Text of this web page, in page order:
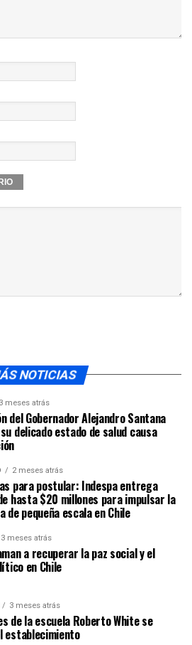
NOTICIAS
3 meses atrás
del Gobernador Alejandro Santana
delicado estado de salud causa
2 meses atrás
para postular: Indespa entrega
hasta $20 millones para impulsar la
de pequeña escala en Chile
3 meses atrás
a recuperar la paz social y el
en Chile
3 meses atrás
de la escuela Roberto White se
establecimiento